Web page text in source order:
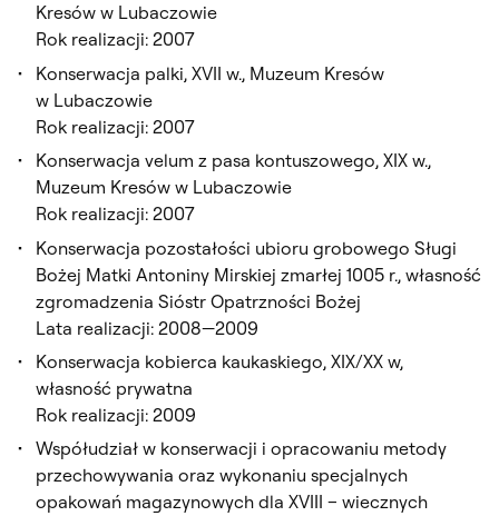
Kresów w Lubaczowie
Rok realizacji: 2007
Konserwacja palki, XVII w., Muzeum Kresów
w Lubaczowie
Rok realizacji: 2007
Konserwacja velum z pasa kontuszowego, XIX w.,
Muzeum Kresów w Lubaczowie
Rok realizacji: 2007
Konserwacja pozostałości ubioru grobowego Sługi
Bożej Matki Antoniny Mirskiej zmarłej 1005 r., własność
zgromadzenia Sióstr Opatrzności Bożej
Lata realizacji: 2008—2009
Konserwacja kobierca kaukaskiego, XIX/XX w,
własność prywatna
Rok realizacji: 2009
Współudział w konserwacji i opracowaniu metody
przechowywania oraz wykonaniu specjalnych
opakowań magazynowych dla XVIII – wiecznych